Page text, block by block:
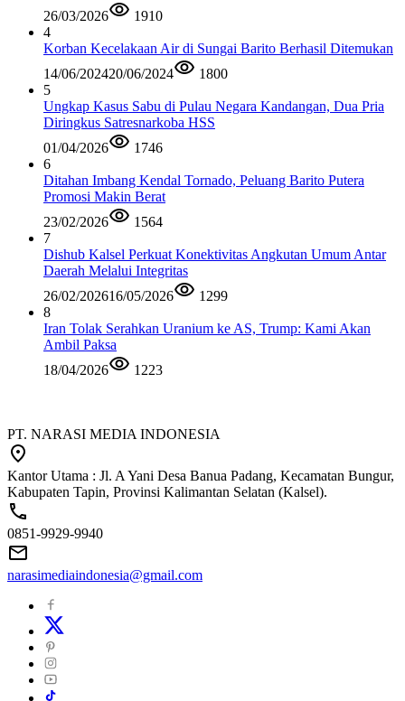
26/03/2026
1910
4
Korban Kecelakaan Air di Sungai Barito Berhasil Ditemukan
14/06/202420/06/2024
1800
5
Ungkap Kasus Sabu di Pulau Negara Kandangan, Dua Pria
Diringkus Satresnarkoba HSS
01/04/2026
1746
6
Ditahan Imbang Kendal Tornado, Peluang Barito Putera
Promosi Makin Berat
23/02/2026
1564
7
Dishub Kalsel Perkuat Konektivitas Angkutan Umum Antar
Daerah Melalui Integritas
26/02/202616/05/2026
1299
8
Iran Tolak Serahkan Uranium ke AS, Trump: Kami Akan
Ambil Paksa
18/04/2026
1223
PT. NARASI MEDIA INDONESIA
Kantor Utama : Jl. A Yani Desa Banua Padang, Kecamatan Bungur,
Kabupaten Tapin, Provinsi Kalimantan Selatan (Kalsel).
0851-9929-9940
narasimediaindonesia@gmail.com